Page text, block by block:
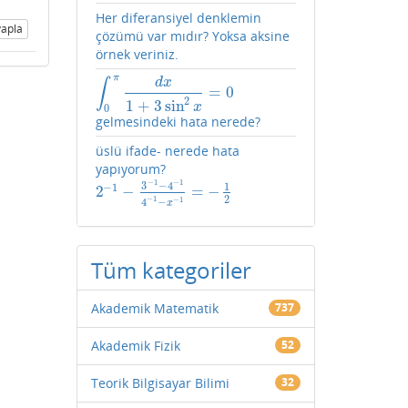
Her diferansiyel denklemin
çözümü var mıdır? Yoksa aksine
örnek veriniz.
∫ π
0
dx
1 + 3sin2 x
= 0
0 x1+3sin2x=0
gelmesindeki hata nerede?
üslü ifade- nerede hata
yapıyorum?
2−1 − 3 − 1 −4− 1
4− 1 −x− 1 = − 1
2
2−1−3− 1−4−14− 1− x−1=
Tüm kategoriler
Akademik Matematik 737
Akademik Fizik 52
Teorik Bilgisayar Bilimi 32